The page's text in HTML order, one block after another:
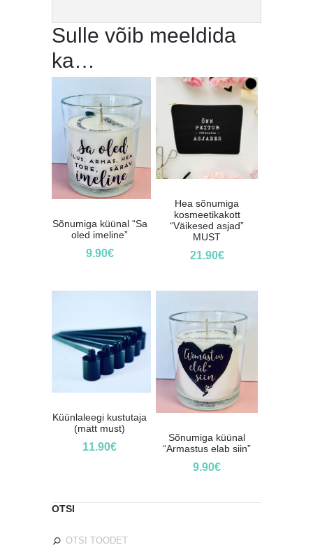
Sulle võib meeldida
ka…
Sõnumiga küünal “Sa
oled imeline”
9.90€
Hea sõnumiga
kosmeetikakott
“Väikesed asjad”
MUST
21.90€
Küünlaleegi kustutaja
(matt must)
11.90€
Sõnumiga küünal
“Armastus elab siin”
9.90€
OTSI